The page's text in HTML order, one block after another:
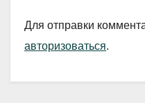
Для отправки
авторизоваться.